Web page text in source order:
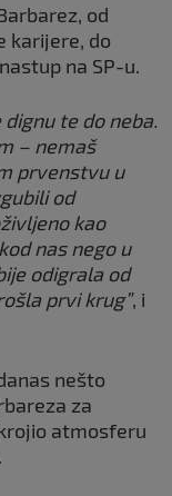
od
karijere, do
na SP-u.
te do neba.
– nemaš
prvenstvu u
od
kao
nas nego u
odigrala od
prvi krug”, i
nešto
za
atmosferu